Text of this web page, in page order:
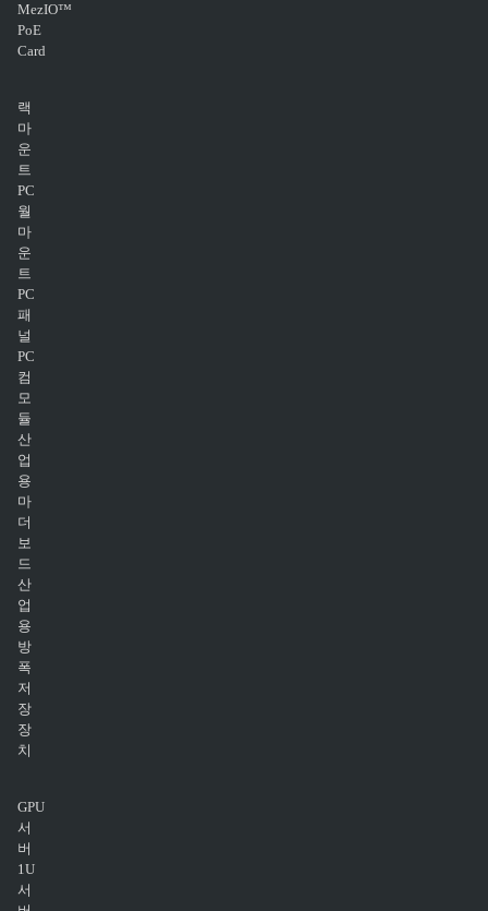
MezIO™
PoE
Card
랙
마
운
트
PC
월
마
운
트
PC
패
널
PC
컴
모
듈
산
업
용
마
더
보
드
산
업
용
방
폭
저
장
장
치
GPU
서
버
1U
서